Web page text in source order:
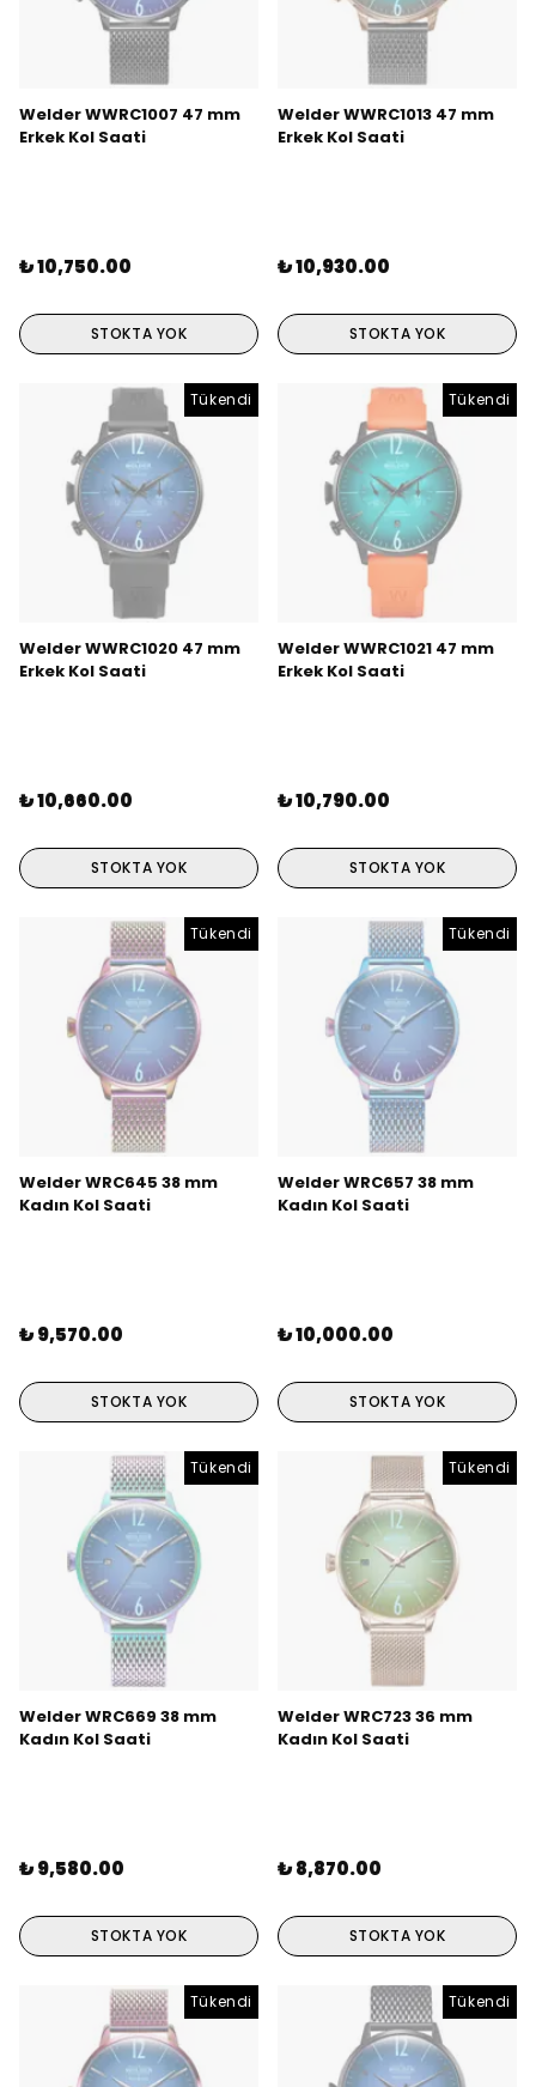
Welder WWRC1007 47 mm
Erkek Kol Saati
₺ 10,750.00
STOKTA YOK
Welder WWRC1013 47 mm
Erkek Kol Saati
₺ 10,930.00
STOKTA YOK
Tükendi
Welder WWRC1020 47 mm
Erkek Kol Saati
₺ 10,660.00
STOKTA YOK
Tükendi
Welder WWRC1021 47 mm
Erkek Kol Saati
₺ 10,790.00
STOKTA YOK
Tükendi
Welder WRC645 38 mm
Kadın Kol Saati
₺ 9,570.00
STOKTA YOK
Tükendi
Welder WRC657 38 mm
Kadın Kol Saati
₺ 10,000.00
STOKTA YOK
Tükendi
Welder WRC669 38 mm
Kadın Kol Saati
₺ 9,580.00
STOKTA YOK
Tükendi
Welder WRC723 36 mm
Kadın Kol Saati
₺ 8,870.00
STOKTA YOK
Tükendi Tükendi